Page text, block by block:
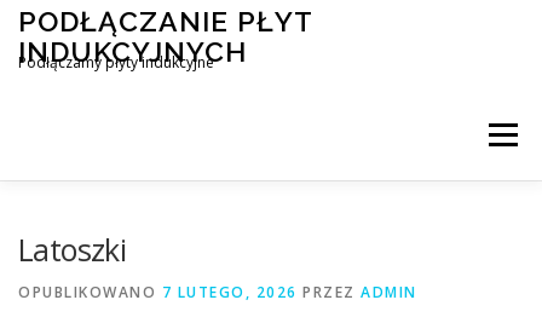
Przejdź
treści
PODŁĄCZANIE PŁYT
INDUKCYJNYCH
Podłączamy płyty indukcyjne
Menu
Latoszki
OPUBLIKOWANO 7 LUTEGO, 2026 PRZEZ ADMIN